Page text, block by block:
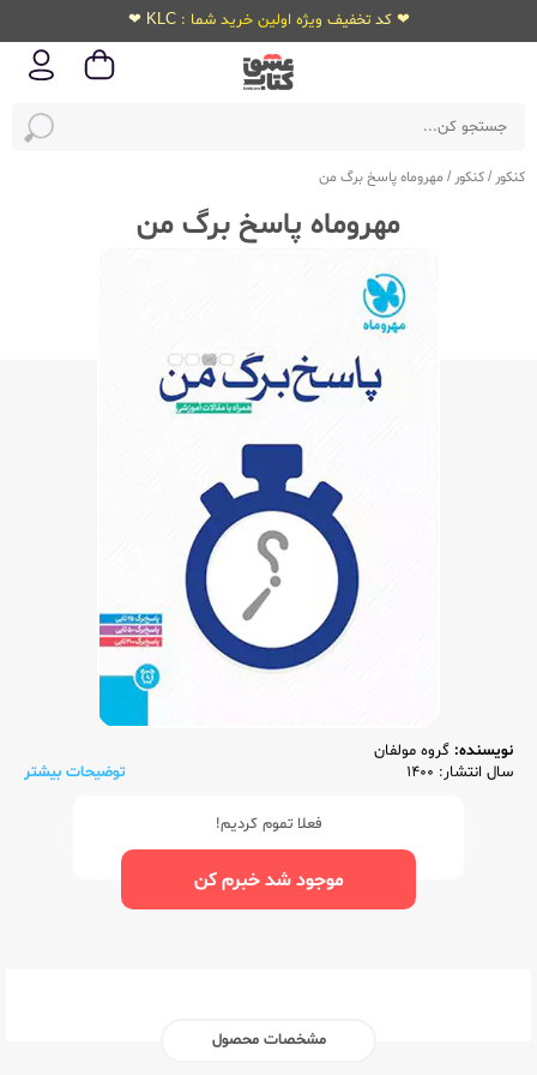
❤ کد تخفیف ویژه اولین خرید شما : KLC ❤
کنکور /کنکور / مهروماه پاسخ برگ من
مهروماه پاسخ برگ من
نویسنده: گروه مولفان
سال انتشار: 1400
توضیحات بیشتر
فعلا تموم کردیم!
موجود شد خبرم کن
مشخصات محصول